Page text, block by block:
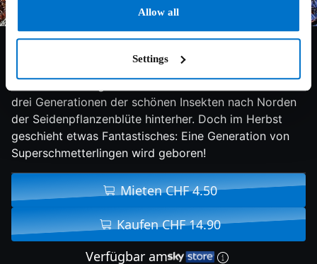
Allow all
Settings
6.2/10 2012 43 min Doku
Amerikanische Monarchfalter haben eine
Lebenserwartung von 4-6 Wochen. Jedes Jahr ziehen
drei Generationen der schönen Insekten nach Norden
der Seidenpflanzenblüte hinterher. Doch im Herbst
geschieht etwas Fantastisches: Eine Generation von
Superschmetterlingen wird geboren!
Mieten CHF 4.50
Kaufen CHF 14.90
Verfügbar am